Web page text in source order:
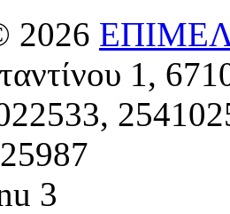
2026
1,
3